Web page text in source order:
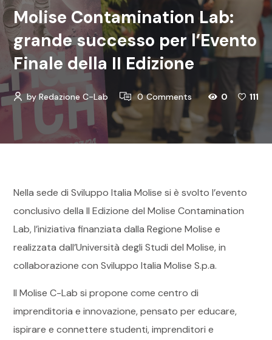
Molise Contamination Lab:
grande successo per l’Evento
Finale della II Edizione
by Redazione C-Lab 0 Comments 0 111
Nella sede di Sviluppo Italia Molise si è svolto l’evento
conclusivo della II Edizione del Molise Contamination
Lab, l’iniziativa finanziata dalla Regione Molise e
realizzata dall’Università degli Studi del Molise, in
collaborazione con Sviluppo Italia Molise S.p.a.
Il Molise C-Lab si propone come centro di
imprenditoria e innovazione, pensato per educare,
ispirare e connettere studenti, imprenditori e